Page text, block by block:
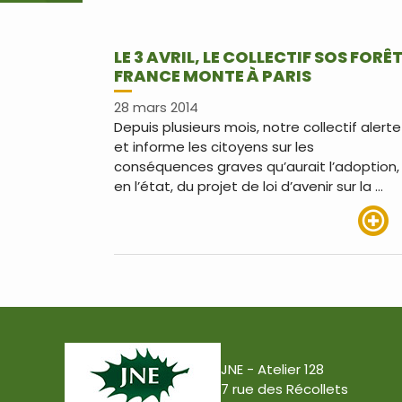
LE 3 AVRIL, LE COLLECTIF SOS FORÊT
FRANCE MONTE À PARIS
28 mars 2014
Depuis plusieurs mois, notre collectif alerte
et informe les citoyens sur les
conséquences graves qu’aurait l’adoption,
en l’état, du projet de loi d’avenir sur la …
JNE - Atelier 128
7 rue des Récollets